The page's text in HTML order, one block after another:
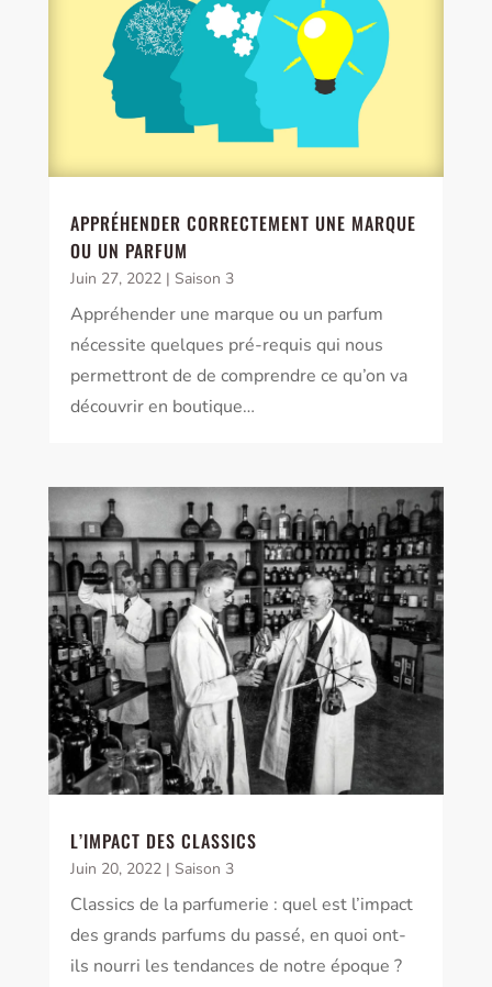
APPRÉHENDER CORRECTEMENT UNE MARQUE
OU UN PARFUM
Juin 27, 2022| Saison 3
Appréhender une marque ou un parfum
nécessite quelques pré-requis qui nous
permettront de de comprendre ce qu’on va
découvrir en boutique…
L’IMPACT DES CLASSICS
Juin 20, 2022| Saison 3
Classics de la parfumerie : quel est l’impact
des grands parfums du passé, en quoi ont-
ils nourri les tendances de notre époque ?